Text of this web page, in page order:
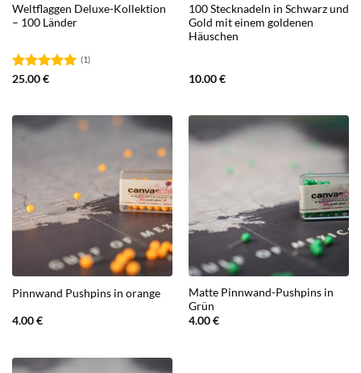
Weltflaggen Deluxe-Kollektion
– 100 Länder
Bewertet
(1)
25.00€
100 Stecknadeln in Schwarz und
Gold mit einem goldenen
Häuschen
10.00€
Pinnwand Pushpins in orange
4.00€
Matte Pinnwand-Pushpins in
Grün
4.00€